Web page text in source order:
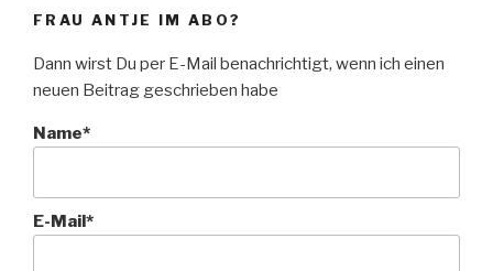
FRAU ANTJE IM ABO?
Dann wirst Du per E-Mail benachrichtigt, wenn ich einen
neuen Beitrag geschrieben habe
Name*
E-Mail*